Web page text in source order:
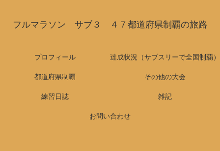
フルマラソン サブ３ ４７都道府県制覇の旅路
プロフィール 達成状況（サブスリーで全国制覇）
都道府県制覇 その他の大会
練習日誌 雑記
お問い合わせ